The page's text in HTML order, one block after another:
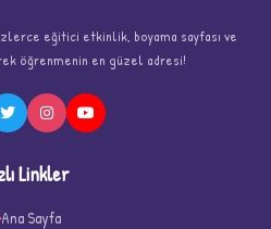
eğitici etkinlik, boyama sayfası ve
öğrenmenin en güzel adresi!
Linkler
Ana Sayfa